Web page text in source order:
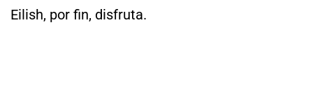
Eilish, por fin, disfruta.